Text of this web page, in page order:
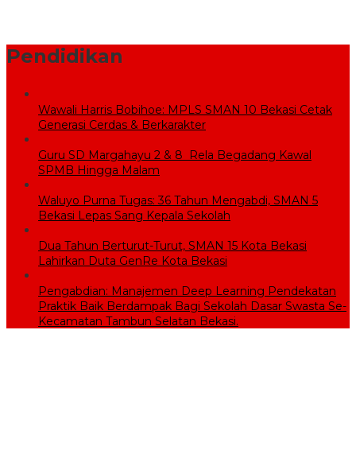
Pendidikan
Wawali Harris Bobihoe: MPLS SMAN 10 Bekasi Cetak
Generasi Cerdas & Berkarakter
Guru SD Margahayu 2 & 8 Rela Begadang Kawal
SPMB Hingga Malam
Waluyo Purna Tugas: 36 Tahun Mengabdi, SMAN 5
Bekasi Lepas Sang Kepala Sekolah
Dua Tahun Berturut-Turut, SMAN 15 Kota Bekasi
Lahirkan Duta GenRe Kota Bekasi
Pengabdian: Manajemen Deep Learning Pendekatan
Praktik Baik Berdampak Bagi Sekolah Dasar Swasta Se-
Kecamatan Tambun Selatan Bekasi.